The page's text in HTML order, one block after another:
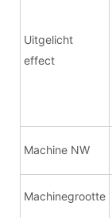
Uitgelicht
effect
Machine NW
Machinegrootte